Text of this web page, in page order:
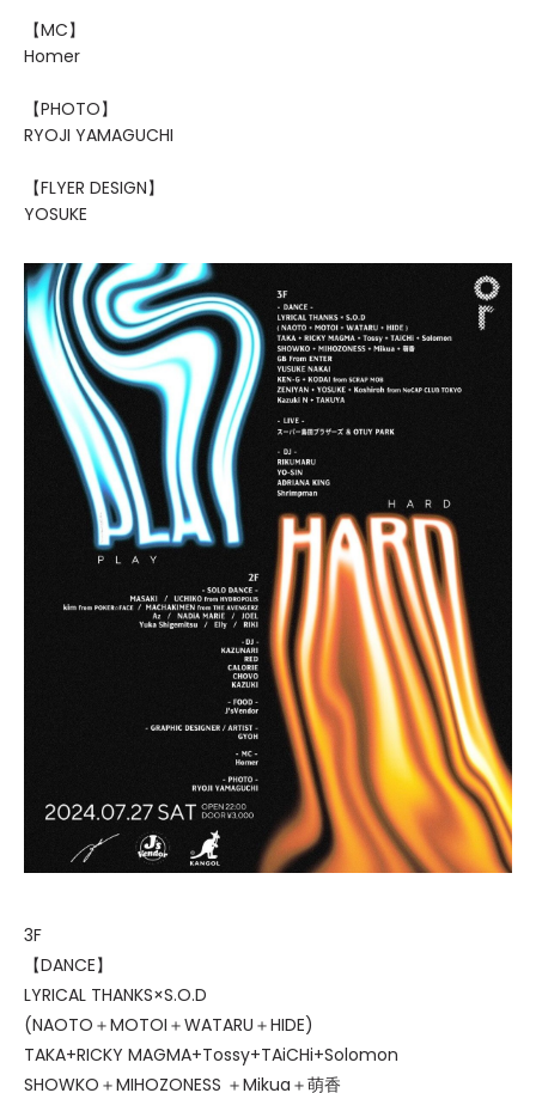
【MC】
Homer
【PHOTO】
RYOJI YAMAGUCHI
【FLYER DESIGN】
YOSUKE
3F
【DANCE】
LYRICAL THANKS×S.O.D
(NAOTO＋MOTOI＋WATARU＋HIDE)
TAKA+RICKY MAGMA+Tossy+TAiCHi+Solomon
SHOWKO＋MIHOZONESS ＋Mikua＋萌香